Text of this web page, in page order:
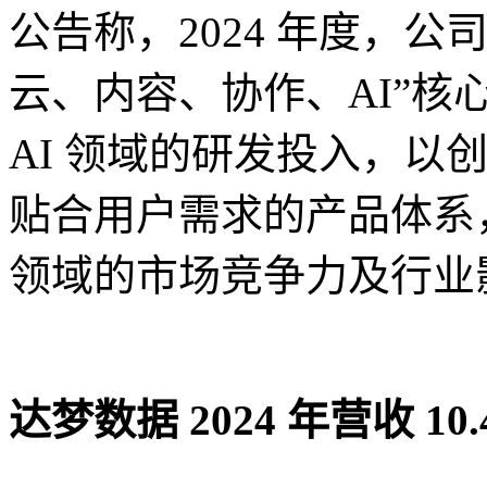
公告称，2024 年度，公
云、内容、协作、AI”核
AI 领域的研发投入，以
贴合用户需求的产品体
领域的市场竞争力及行
达梦数据 2024 年营收